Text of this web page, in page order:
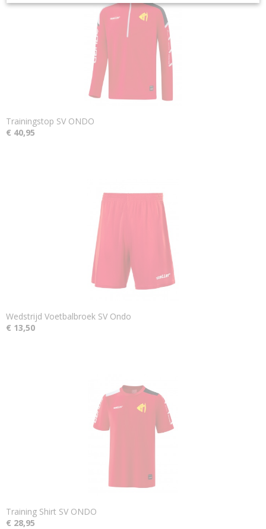
Trainingstop SV ONDO
€ 40,95
Wedstrijd Voetbalbroek SV Ondo
€ 13,50
Training Shirt SV ONDO
€ 28,95